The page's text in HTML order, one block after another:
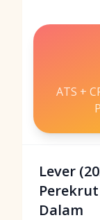
ATS +
Lever
Dalam